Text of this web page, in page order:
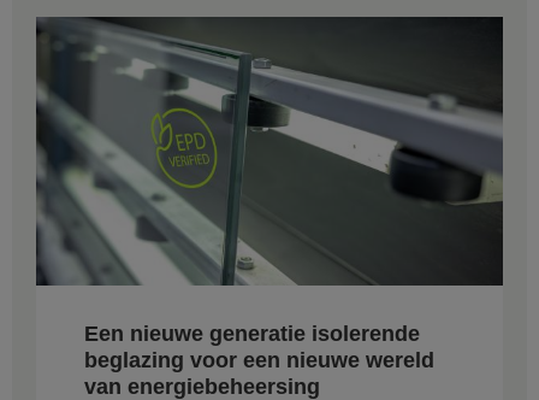
Een nieuwe generatie isolerende
beglazing voor een nieuwe wereld
van energiebeheersing